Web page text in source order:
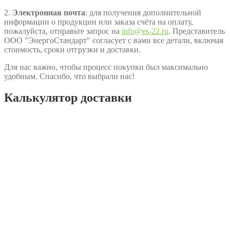
2. Электронная почта: для получения дополнительной
информации о продукции или заказа счёта на оплату,
пожалуйста, отправьте запрос на info@es-22.ru. Представитель
ООО "ЭнергоСтандарт" согласует с вами все детали, включая
стоимость, сроки отгрузки и доставки.
Для нас важно, чтобы процесс покупки был максимально
удобным. Спасибо, что выбрали нас!
Калькулятор доставки